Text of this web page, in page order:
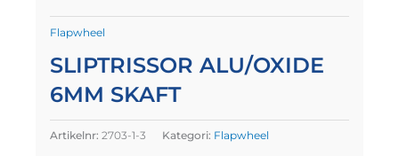
Flapwheel
SLIPTRISSOR ALU/OXIDE
6MM SKAFT
Artikelnr: 2703-1-3 Kategori: Flapwheel